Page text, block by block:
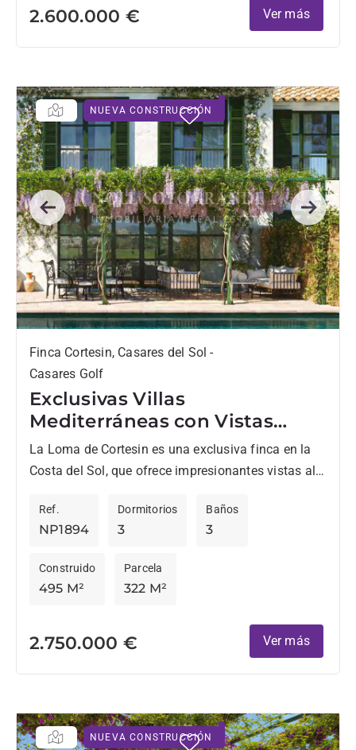
2.600.000 € Ver más
NUEVA CONSTRUCCIÓN
Previous Next
Finca Cortesin, Casares del Sol -
Casares Golf
Exclusivas Villas
Mediterráneas con Vistas
Panorámicas en Finca
Cortesin.
La Loma de Cortesin es una exclusiva finca en la
Costa del Sol, que ofrece impresionantes vistas al
NP1894
Ref.
3
Dormitorios
3
Baños
495 M²
Construido
322 M²
Parcela
2.750.000 € Ver más
NUEVA CONSTRUCCIÓN